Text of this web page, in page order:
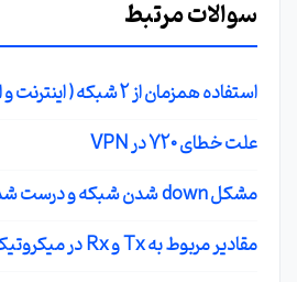
سوالات مرتبط
استفاده همزمان از 2 شبکه ( اینترنت و اینترانت)
علت خطای 720 در VPN
مشکل down شدن شبکه و درست شدن با ریست سویچ ها
مقادیر مربوط به Tx و Rx در میکروتیک چیست؟